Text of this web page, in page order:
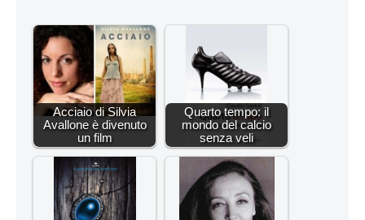
Acciaio di Silvia
Avallone è divenuto
un film
Quarto tempo: il
mondo del calcio
senza veli